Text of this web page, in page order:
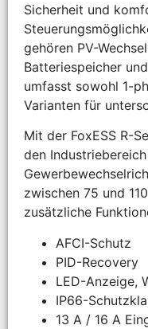
Sicherheit und
gehören PV-
Batteriespeicher
umfasst sowohl 1-
Varianten für
Mit der FoxESS R-
den
zwischen 75 und
zusätzliche
AFCI-Schutz
PID-Recovery
LED-Anzeige,
IP66-
13 A / 16 A